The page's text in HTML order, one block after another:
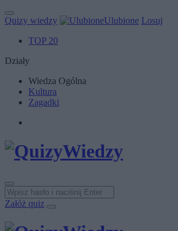
Quizy wiedzy Ulubione Losuj
TOP 20
Działy
Wiedza Ogólna
Kultura
Zagadki
Załóż quiz